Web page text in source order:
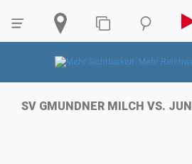
SV GMUNDNER MILCH VS.